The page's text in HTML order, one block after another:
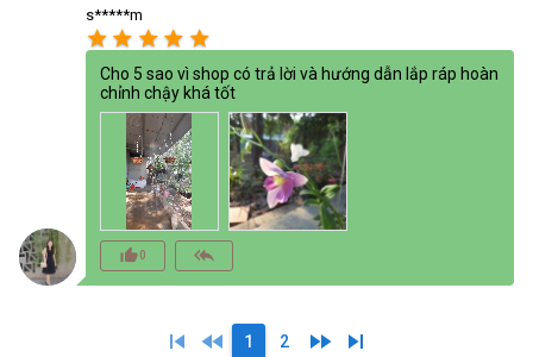
s*****m
star star star star star
Cho 5 sao vì shop có trả lời và hướng dẫn lắp ráp hoàn
chỉnh chậy khá tốt
thumb_up_alt0 reply_all
skip_previous fast_rewind 1 2 fast_forward skip_next